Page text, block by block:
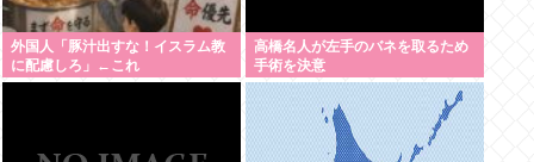
外国人「豚汁出すな！イスラム教
に配慮しろ」←これ
高橋名人が左手のバネを取るため
手術を決意